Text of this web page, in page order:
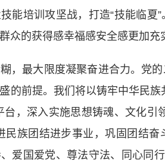
能培训攻坚战，打造“技能临
众的获得感幸福感安全感更加充
最大限度凝聚奋进合力。党的
的前提。我们将以铸牢中华民
台，深入实施思想铸魂、文化引
民族团结进步事业，巩固团结
爱国爱党、尊法守法、同心同